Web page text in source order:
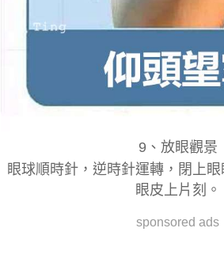
9 、 放眼觀景
眼球順時針，逆時針運轉，閉上
眼皮上片刻。
sponsored ads